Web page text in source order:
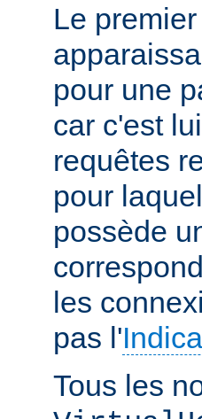
Le
pour une
car c'est
requêtes
pour
possède
les
pas l'
Tous les